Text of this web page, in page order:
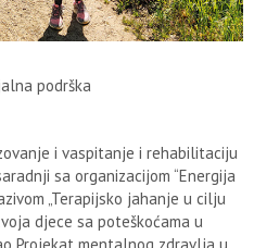
podrška
i vaspitanje i rehabilitaciju
sa organizacijom “Energija
„Terapijsko jahanje u cilju
djece sa poteškoćama u